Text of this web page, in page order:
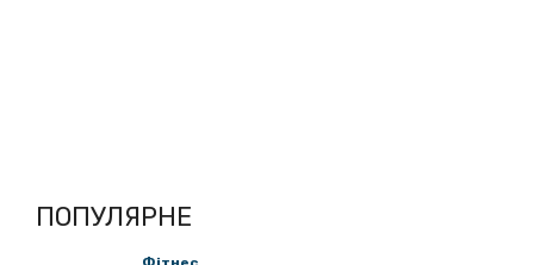
ПОПУЛЯРНЕ